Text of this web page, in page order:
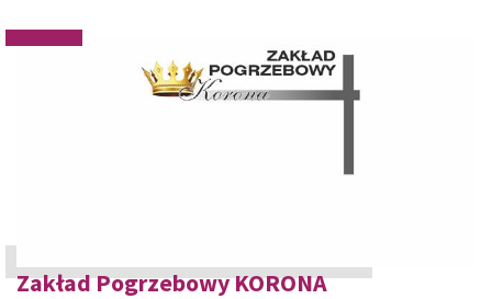
Zakład Pogrzebowy KORONA